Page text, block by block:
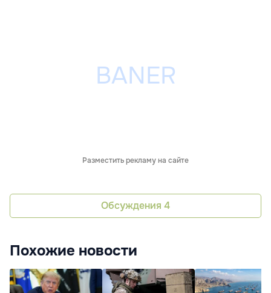
Разместить рекламу на сайте
Обсуждения 4
Похожие новости